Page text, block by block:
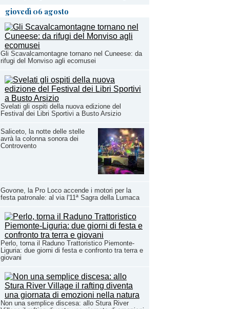
giovedì 06 agosto
Gli Scavalcamontagne tornano nel Cuneese: da
rifugi del Monviso agli ecomusei
Svelati gli ospiti della nuova edizione del
Festival dei Libri Sportivi a Busto Arsizio
Saliceto, la notte delle stelle
avrà la colonna sonora dei
Controvento
Govone, la Pro Loco accende i motori per la
festa patronale: al via l'11ª Sagra della Lumaca
Perlo, torna il Raduno Trattoristico Piemonte-
Liguria: due giorni di festa e confronto tra terra e
giovani
Non una semplice discesa: allo Stura River